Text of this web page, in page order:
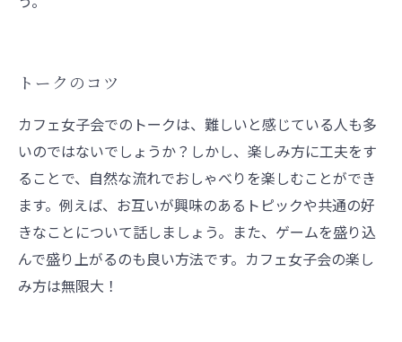
トークのコツ
カフェ女子会でのトークは、難しいと感じている人も多
いのではないでしょうか？しかし、楽しみ方に工夫をす
ることで、自然な流れでおしゃべりを楽しむことができ
ます。例えば、お互いが興味のあるトピックや共通の好
きなことについて話しましょう。また、ゲームを盛り込
んで盛り上がるのも良い方法です。カフェ女子会の楽し
み方は無限大！